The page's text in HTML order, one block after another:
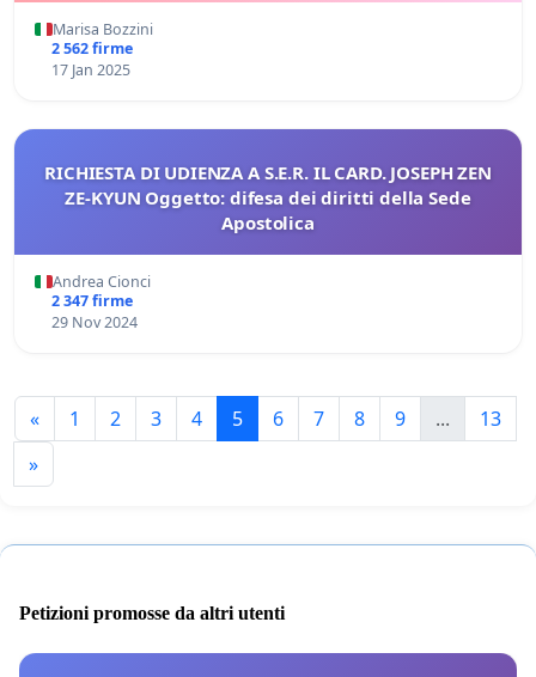
Marisa Bozzini
2 562 firme
17 Jan 2025
RICHIESTA DI UDIENZA A S.E.R. IL CARD. JOSEPH ZEN
ZE-KYUN Oggetto: difesa dei diritti della Sede
Apostolica
Andrea Cionci
2 347 firme
29 Nov 2024
« 1 2 3 4 5 6 7 8 9 ...
13
»
Petizioni promosse da altri utenti